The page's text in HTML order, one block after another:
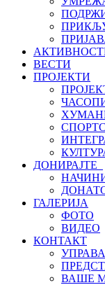
ВЕСТИ
ПРОЈЕКТИ
ДОНИРАЈТЕ
ГАЛЕРИЈА
ФОТО
ВИДЕО
КОНТАКТ
УПРАВА
ВАШЕ